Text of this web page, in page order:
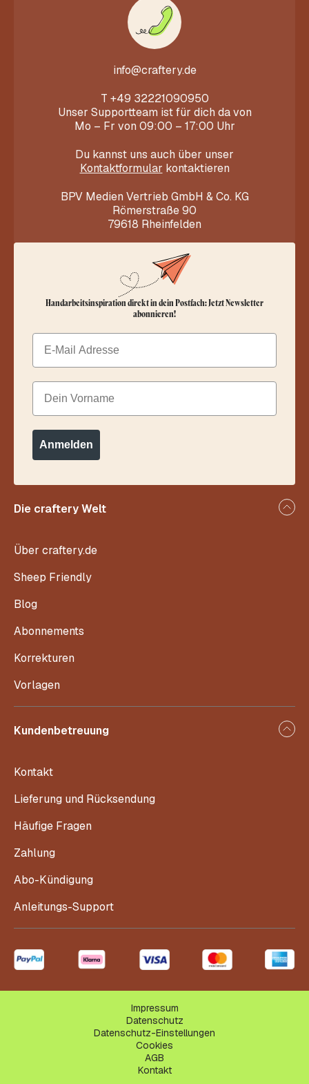
info@craftery.de
T +49 32221090950
Unser Supportteam ist für dich da von
Mo – Fr von 09:00 – 17:00 Uhr
Du kannst uns auch über unser
Kontaktformular kontaktieren
BPV Medien Vertrieb GmbH & Co. KG
Römerstraße 90
79618 Rheinfelden
Die craftery Welt
Über craftery.de
Sheep Friendly
Blog
Abonnements
Korrekturen
Vorlagen
Kundenbetreuung
Kontakt
Lieferung und Rücksendung
Häufige Fragen
Zahlung
Abo-Kündigung
Anleitungs-Support
Handarbeitsinspiration direkt in dein Postfach: Jetzt Newsletter
abonnieren!
Email
Dein Vorname
Anmelden
Impressum
Datenschutz
Datenschutz-Einstellungen
Cookies
AGB
Kontakt